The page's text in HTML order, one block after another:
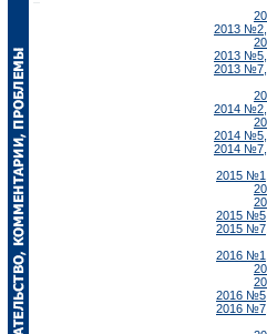
2013 №2,
2013 №5,
2013 №7,
2014 №2,
2014 №5,
2014 №7,
2015
2015
2015
2016
2016
2016